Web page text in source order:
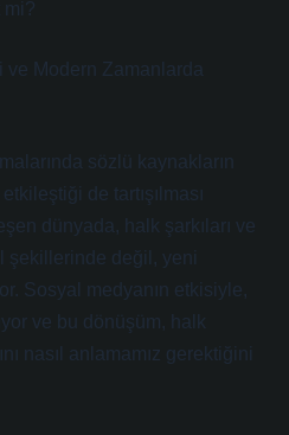
mi?
ve Modern Zamanlarda
sözlü kaynakların
de tartışılması
dünyada, halk şarkıları ve
şekillerinde değil, yeni
Sosyal medyanın etkisiyle,
ve bu dönüşüm, halk
nasıl anlamamız gerektiğini